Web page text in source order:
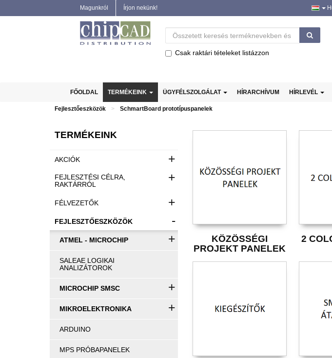
Magunkról Írjon nekünk!
Csak raktári tételeket listázzon
FŐOLDAL TERMÉKEINK ÜGYFÉLSZOLGÁLAT HÍRARCHÍVUM HÍRLEVÉL
Fejlesztőeszközök SchmartBoard prototípuspanelek
TERMÉKEINK
AKCIÓK +
FEJLESZTÉSI CÉLRA,
RAKTÁRRÓL
+
FÉLVEZETŐK +
FEJLESZTŐESZKÖZÖK -
ATMEL - MICROCHIP +
SALEAE LOGIKAI
ANALIZÁTOROK
MICROCHIP SMSC +
MIKROELEKTRONIKA +
ARDUINO
MPS PRÓBAPANELEK
KÖZÖSSÉGI
PROJEKT PANELEK
2